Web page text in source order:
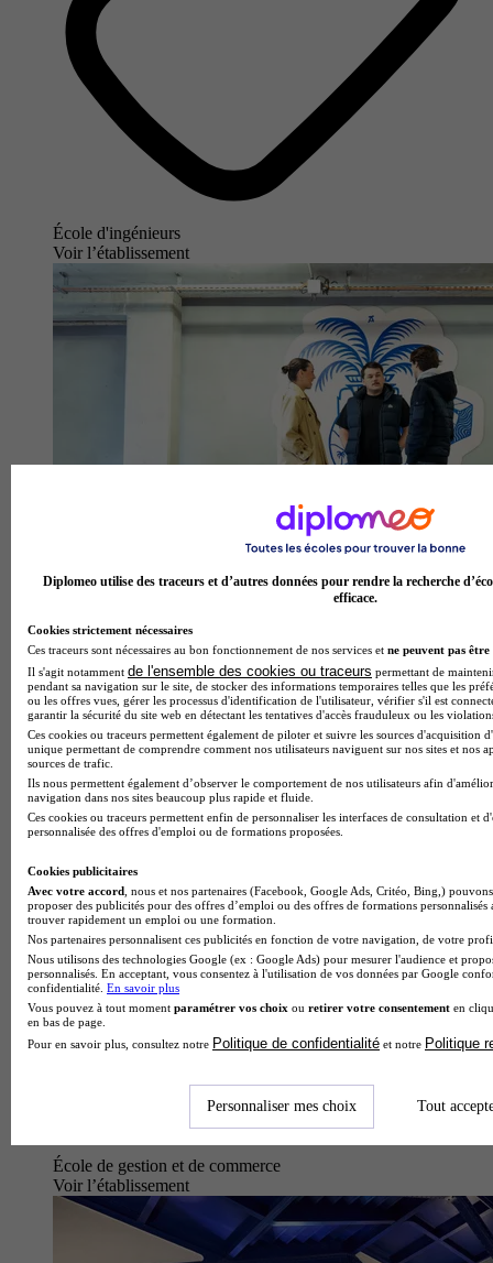
École d'ingénieurs
Voir l’établissement
Talis Bordeaux
Aucun avis
Bordeaux
École de gestion et de commerce
Voir l’établissement
Diplomeo utilise des traceurs et d’autres données pour rendre la recherche
efficace.
Cookies strictement nécessaires
Ces traceurs sont nécessaires au bon fonctionnement de nos services et ne peuvent pas être
Il s'agit notamment de l'ensemble des cookies ou traceurs permettant de
pendant sa navigation sur le site, de stocker des informations temporaires telles que les
ou les offres vues, gérer les processus d'identification de l'utilisateur, vérifier s'il est
garantir la sécurité du site web en détectant les tentatives d'accès frauduleux ou les
Ces cookies ou traceurs permettent également de piloter et suivre les sources d'acquisition
unique permettant de comprendre comment nos utilisateurs naviguent sur nos sites et nos
sources de trafic.
Ils nous permettent également d’observer le comportement de nos utilisateurs afin
navigation dans nos sites beaucoup plus rapide et fluide.
Ces cookies ou traceurs permettent enfin de personnaliser les interfaces de consultation et
personnalisée des offres d'emploi ou de formations proposées.
Cookies publicitaires
Avec votre accord , nous et nos partenaires (Facebook, Google Ads, Critéo, Bing,)
proposer des publicités pour des offres d’emploi ou des offres de formations
trouver rapidement un emploi ou une formation.
Nos partenaires personnalisent ces publicités en fonction de votre navigation, de votre
Nous utilisons des technologies Google (ex : Google Ads) pour mesurer l'audience et
personnalisés. En acceptant, vous consentez à l'utilisation de vos données par Google
confidentialité. En savoir plus
Vous pouvez à tout moment paramétrer vos choix ou retirer votre consentement en
en bas de page.
Pour en savoir plus, consultez notre Politique de confidentialité et notre Politique
Personnaliser mes choix Tout